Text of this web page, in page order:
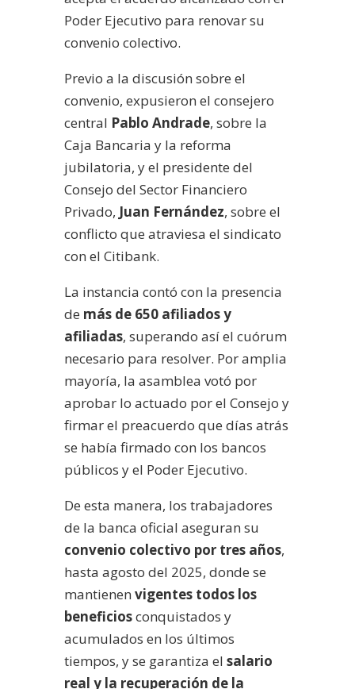
Poder Ejecutivo para renovar su
convenio colectivo.
Previo a la discusión sobre el
convenio, expusieron el consejero
central Pablo Andrade, sobre la
Caja Bancaria y la reforma
jubilatoria, y el presidente del
Consejo del Sector Financiero
Privado, Juan Fernández, sobre el
conflicto que atraviesa el sindicato
con el Citibank.
La instancia contó con la presencia
de más de 650 afiliados y
afiliadas, superando así el cuórum
necesario para resolver. Por amplia
mayoría, la asamblea votó por
aprobar lo actuado por el Consejo y
firmar el preacuerdo que días atrás
se había firmado con los bancos
públicos y el Poder Ejecutivo.
De esta manera, los trabajadores
de la banca oficial aseguran su
convenio colectivo por tres años,
hasta agosto del 2025, donde se
mantienen vigentes todos los
beneficiosconquistados y
acumulados en los últimos
tiempos, y se garantiza el salario
real y la recuperación de la